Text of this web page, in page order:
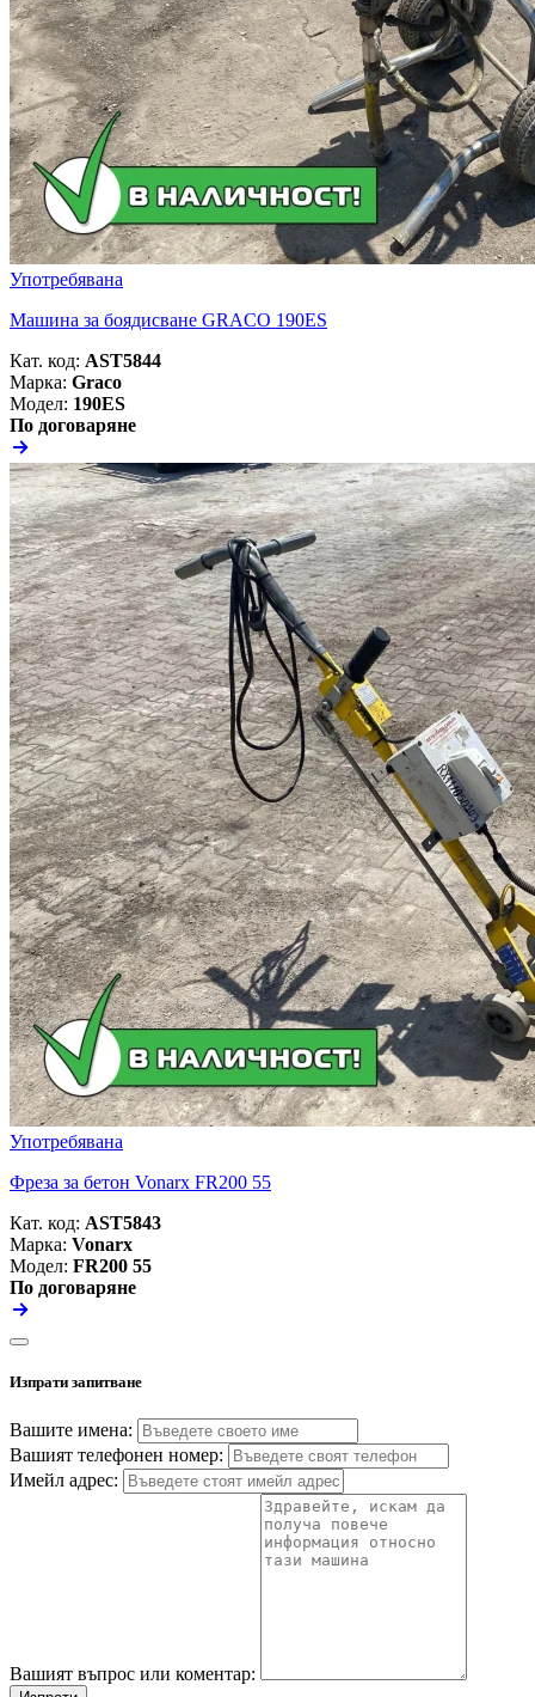
Употребявана
Машина за боядисване GRACO 190ES
Кат. код: AST5844
Марка: Graco
Модел: 190ES
По договаряне
Употребявана
Фреза за бетон Vonarx FR200 55
Кат. код: AST5843
Марка: Vonarx
Модел: FR200 55
По договаряне
Изпрати запитване
Вашите имена:
Вашият телефонен номер:
Имейл адрес:
Вашият въпрос или коментар: